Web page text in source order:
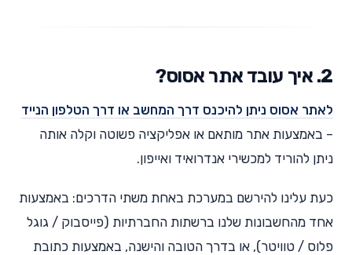
2. איך עובד אתר אסוס?
לאתר אסוס ניתן להיכנס דרך המחשב או דרך הטלפון הנייד
– באמצעות אתר מותאם או אפליקציה פשוטה וקלה אותה
ניתן להוריד למכשירי אנדרואיד ואייפון.
כעת עלינו להירשם במערכת באחת משתי הדרכים: באמצעות
אחד מהחשבונות שלנו ברשתות החברתיות (פייסבוק / גוגל
פלוס / טוויטר), או בדרך הטובה והישנה, באמצעות כתובת